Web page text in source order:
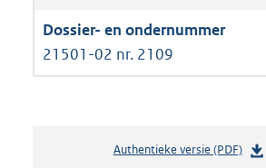
21501-02 nr. 2109
Authentieke versie (PDF)b